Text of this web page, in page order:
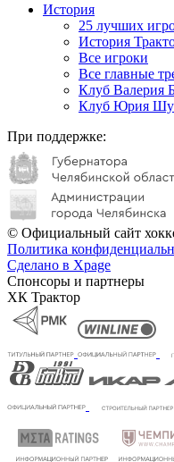
История
25 лучших
История
Все игроки
Все главные
Клуб Валерия
Клуб Юрия
При поддержке:
© Официальный сайт
Политика
Сделано в Xpage
Спонсоры и партнеры
ХК Трактор